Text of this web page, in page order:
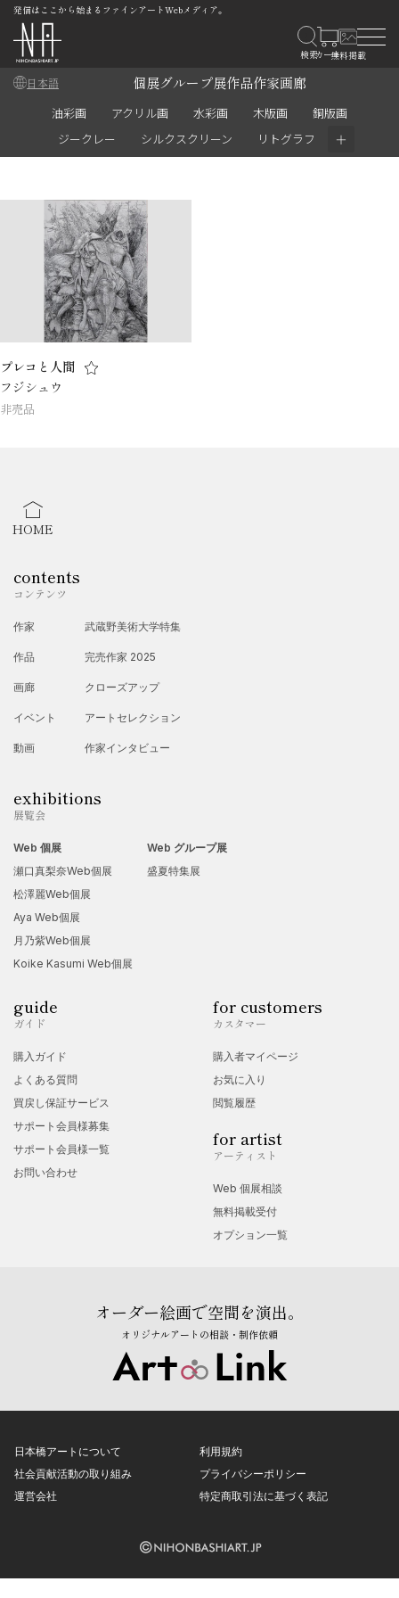
発信はここから始まるファインアートWebメディア。
日本語 個展グループ展作品作家画廊
油彩画 アクリル画 水彩画 木版画
銅版画
ジークレー
シルクスクリーン リトグラフ ＋
プレコと人間
フジシュウ
非売品
HOME
contents
コンテンツ
作家
作品
画廊
イベント
動画
武蔵野美術大学特集
完売作家 2025
クローズアップ
アートセレクション
作家インタビュー
exhibitions
展覧会
Web 個展
瀬口真梨奈Web個展
松澤麗Web個展
Aya Web個展
月乃紫Web個展
Koike Kasumi Web個展
Web グループ展
盛夏特集展
guide
ガイド
購入ガイド
よくある質問
買戻し保証サービス
サポート会員様募集
サポート会員様一覧
お問い合わせ
for customers
カスタマー
購入者マイページ
お気に入り
閲覧履歴
for artist
アーティスト
Web 個展相談
無料掲載受付
オプション一覧
オーダー絵画で空間を演出。
オリジナルアートの相談・制作依頼
日本橋アートについて
社会貢献活動の取り組み
運営会社
利用規約
プライバシーポリシー
特定商取引法に基づく表記